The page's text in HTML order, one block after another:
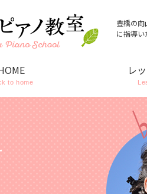
豊橋の
に指導い
to home
レ